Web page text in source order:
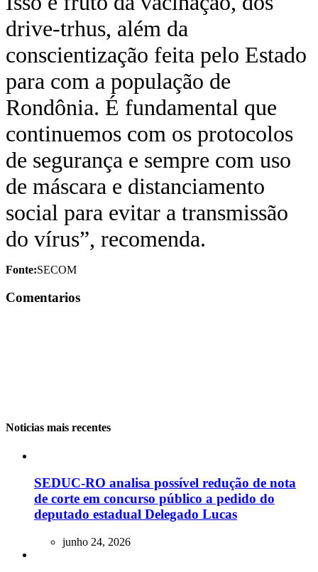
drive-trhus, além da
conscientização feita pelo Estado
para com a população de
Rondônia. É fundamental que
continuemos com os protocolos
de segurança e sempre com uso
de máscara e distanciamento
social para evitar a transmissão
do vírus”, recomenda.
Fonte:SECOM
Comentarios
Noticias mais recentes
SEDUC-RO analisa possível redução de nota
de corte em concurso público a pedido do
deputado estadual Delegado Lucas
junho 24, 2026